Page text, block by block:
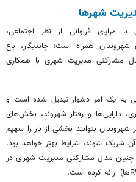
شهرها
مزایای فراوانی از نظر اجتماعی،
همراه است؛ چاندیگار، باغ
مشارکتی مدیریت شهری با همکاری
به یک امر دشوار تبدیل شده است و
دارایی‌ها و رفتار شهروند، بخش‌های
شهروندان بتوانند بخشی از بار را سهیم
شریک شوند، شرایط بهتر خواهد بود.
چنین مدل مشارکتی مدیریت شهری در